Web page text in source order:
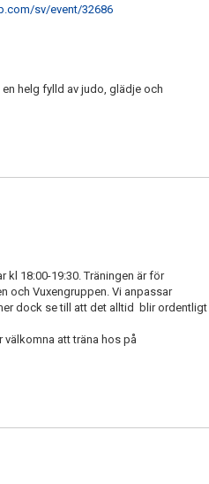
com/sv/event/32686
helg fylld av judo, glädje och
kl 18:00-19:30. Träningen är för
och Vuxengruppen. Vi anpassar
dock se till att det alltid blir ordentligt
att träna hos på